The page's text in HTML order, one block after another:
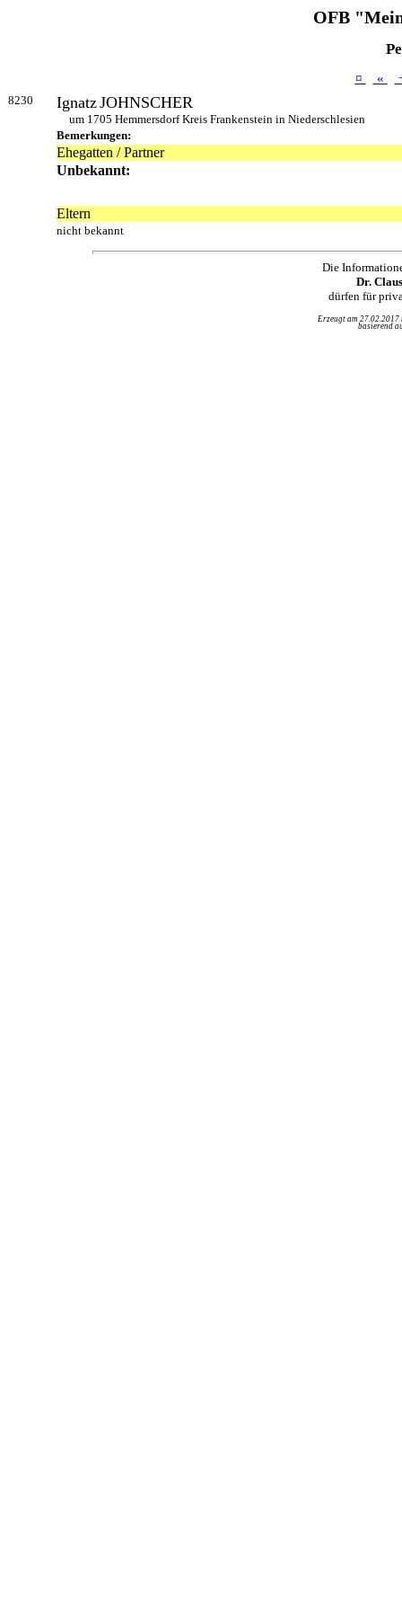
OFB
¤ «
8230 IgnatzJOHNSCHER
um 1705 Hemmersdorf Kreis Frankenstein in Niederschlesien
Bemerkungen:
Ehegatten / Partner
Unbekannt:
Eltern
nicht bekannt
Die
Dr.
dürfen für
Erzeugt am
basierend